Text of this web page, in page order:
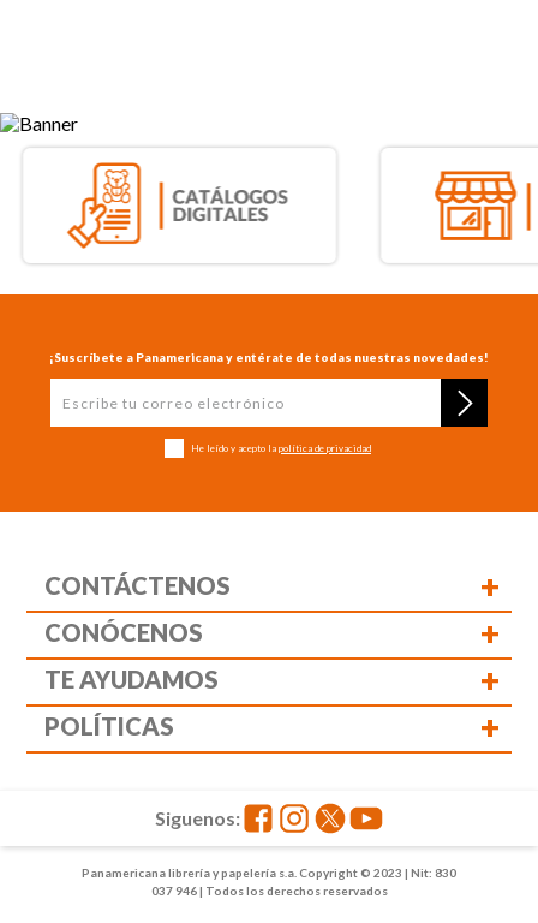
¡Suscríbete a Panamericana y entérate de todas nuestras novedades!
He leído y acepto la política de privacidad
CONTÁCTENOS +
CONÓCENOS +
TE AYUDAMOS +
POLÍTICAS +
Panamericana librería y papelería s.a. Copyright © 2023 | Nit: 830
037 946 | Todos los derechos reservados
Siguenos: